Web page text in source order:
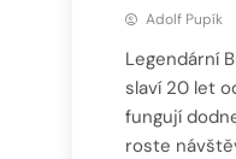
Adolf Pupík
Legendární
slaví 20 let
fungují
roste